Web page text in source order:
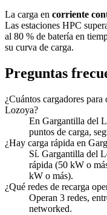
La carga en corriente
Las estaciones HPC
al 80 % de batería en
su curva de carga.
Preguntas
¿Cuántos cargadores
Lozoya?
En Gargantilla del
puntos de carga,
¿Hay carga rápida en
Sí. Gargantilla del
rápida (50 kW o
kW o más).
¿Qué redes de recarga
Operan 3 redes,
networked.